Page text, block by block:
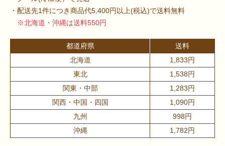
・配送先1件につき商品代5,400円以上(税込)で送料無料
※北海道・沖縄は送料550円
都道府県
送料
北海道
1,833円
東北
1,538円
関東・中部
1,283円
関西・中国・四国
1,090円
九州
998円
沖縄
1,782円